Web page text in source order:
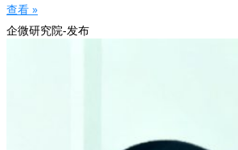
查看 »
企微研究院-发布